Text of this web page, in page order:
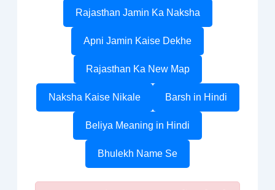
Rajasthan Jamin Ka Naksha
Apni Jamin Kaise Dekhe
Rajasthan Ka New Map
Naksha Kaise Nikale Barsh in Hindi
Beliya Meaning in Hindi
Bhulekh Name Se